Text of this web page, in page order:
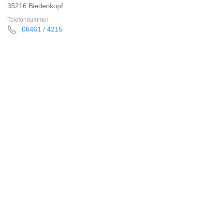
35216 Biedenkopf
Telefonnummer
06461 / 4215